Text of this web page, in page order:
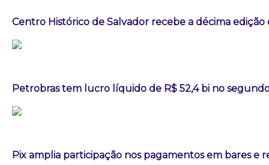
Centro Histórico de Salvador recebe a décima edição
Petrobras tem lucro líquido de R$ 52,4 bi no
Pix amplia participação nos pagamentos em bares e